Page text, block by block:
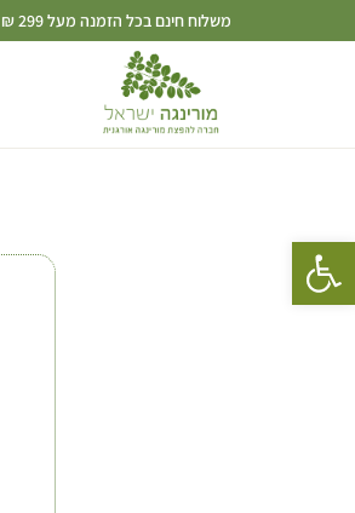
פתח סרגל נגישות
משלוח חינם בכל הזמנה מעל 299 ₪